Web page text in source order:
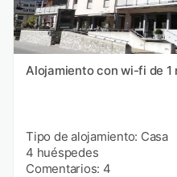
Alojamiento con wi-fi de 1
Tipo de alojamiento: Casa
4 huéspedes
Comentarios: 4